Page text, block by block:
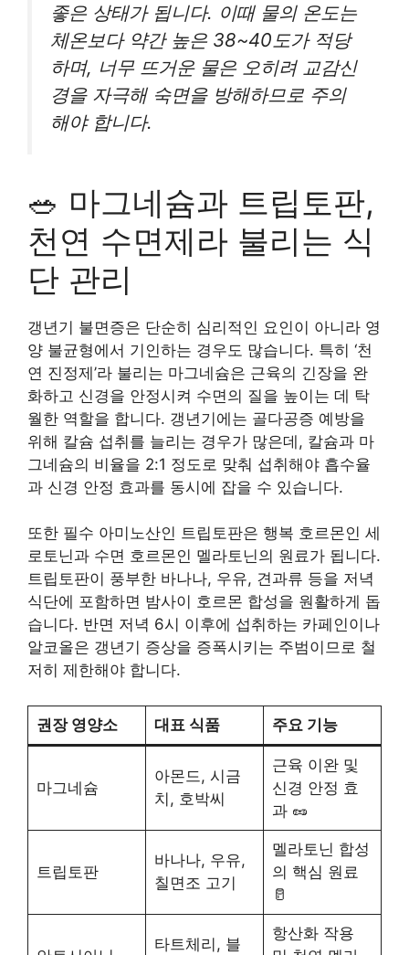
좋은 상태가 됩니다. 이때 물의 온도는
체온보다 약간 높은 38~40도가 적당
하며, 너무 뜨거운 물은 오히려 교감신
경을 자극해 숙면을 방해하므로 주의
해야 합니다.
🥗 마그네슘과 트립토판,
천연 수면제라 불리는 식
단 관리
갱년기 불면증은 단순히 심리적인 요인이 아니라 영
양 불균형에서 기인하는 경우도 많습니다. 특히 ‘천
연 진정제’라 불리는 마그네슘은 근육의 긴장을 완
화하고 신경을 안정시켜 수면의 질을 높이는 데 탁
월한 역할을 합니다. 갱년기에는 골다공증 예방을
위해 칼슘 섭취를 늘리는 경우가 많은데, 칼슘과 마
그네슘의 비율을 2:1 정도로 맞춰 섭취해야 흡수율
과 신경 안정 효과를 동시에 잡을 수 있습니다.
또한 필수 아미노산인 트립토판은 행복 호르몬인 세
로토닌과 수면 호르몬인 멜라토닌의 원료가 됩니다.
트립토판이 풍부한 바나나, 우유, 견과류 등을 저녁
식단에 포함하면 밤사이 호르몬 합성을 원활하게 돕
습니다. 반면 저녁 6시 이후에 섭취하는 카페인이나
알코올은 갱년기 증상을 증폭시키는 주범이므로 철
저히 제한해야 합니다.
권장 영양소 대표 식품 주요 기능
마그네슘
아몬드, 시금
치, 호박씨
근육 이완 및
신경 안정 효
과 🥜
트립토판
바나나, 우유,
칠면조 고기
멜라토닌 합성
의 핵심 원료
🥛
타트체리, 블
항산화 작용